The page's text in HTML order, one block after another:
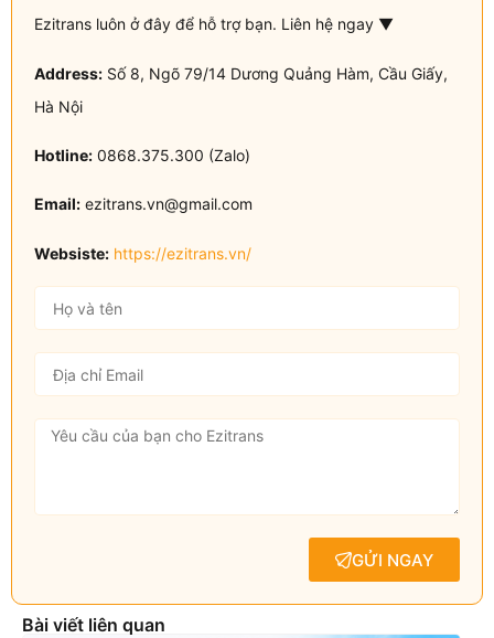
Ezitrans luôn ở đây để hỗ trợ bạn. Liên hệ ngay ▼
Address: Số 8, Ngõ 79/14 Dương Quảng Hàm, Cầu Giấy,
Hà Nội
Hotline: 0868.375.300 (Zalo)
Email: ezitrans.vn@gmail.com
Websiste: https://ezitrans.vn/
GỬI NGAY
Bài viết liên quan